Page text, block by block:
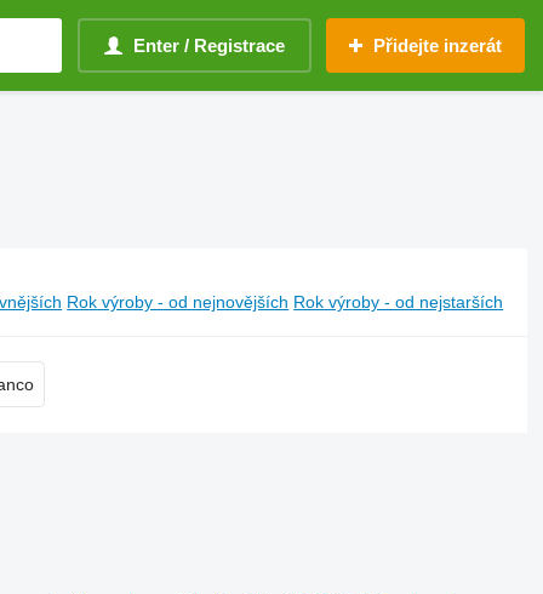
Enter / Registrace Přidejte inzerát
Rok výroby - od nejnovějších Rok výroby - od nejstarších